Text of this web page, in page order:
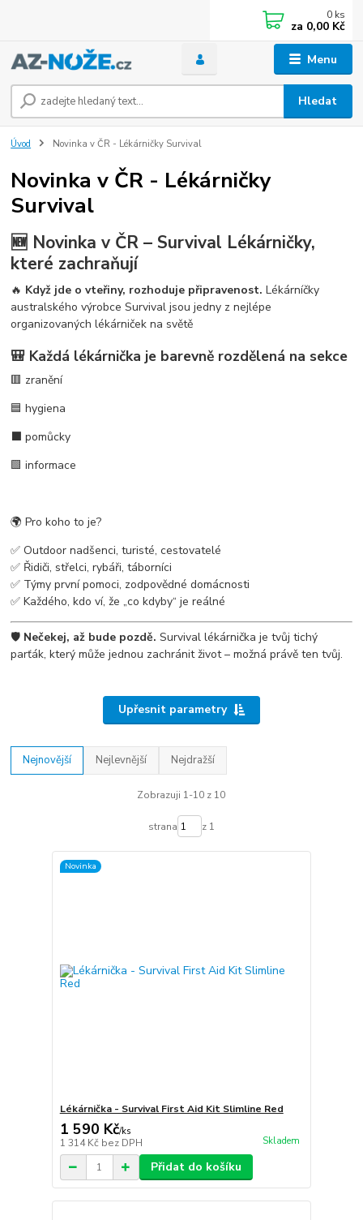
Menu
Hledat
0 ks
za 0,00 Kč
Úvod Novinka v ČR - Lékárničky Survival
Novinka v ČR - Lékárničky
Survival
🆕 Novinka v ČR – Survival Lékárničky,
které zachraňují
🔥 Když jde o vteřiny, rozhoduje připravenost. Lékárníčky
australského výrobce Survival jsou jedny z nejlépe
organizovaných lékárniček na světě
🎒 Každá lékárnička je barevně rozdělená na sekce
🟥 zranění
🟦 hygiena
⬛ pomůcky
🟩 informace
🌍 Pro koho to je?
✅ Outdoor nadšenci, turisté, cestovatelé
✅ Řidiči, střelci, rybáři, táborníci
✅ Týmy první pomoci, zodpovědné domácnosti
✅ Každého, kdo ví, že „co kdyby“ je reálné
🛡️ Nečekej, až bude pozdě. Survival lékárnička je tvůj tichý
parťák, který může jednou zachránit život – možná právě ten tvůj.
Upřesnit parametry
Nejnovější Nejlevnější Nejdražší
Zobrazuji 1-10 z 10
strana z 1
Novinka
Lékárnička - Survival First Aid Kit Slimline Red
1 590 Kč/ks
1 314 Kč bez DPH Skladem
Přidat do košíku